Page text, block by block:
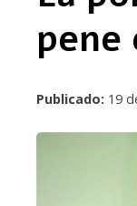
pene
Publicado: 19